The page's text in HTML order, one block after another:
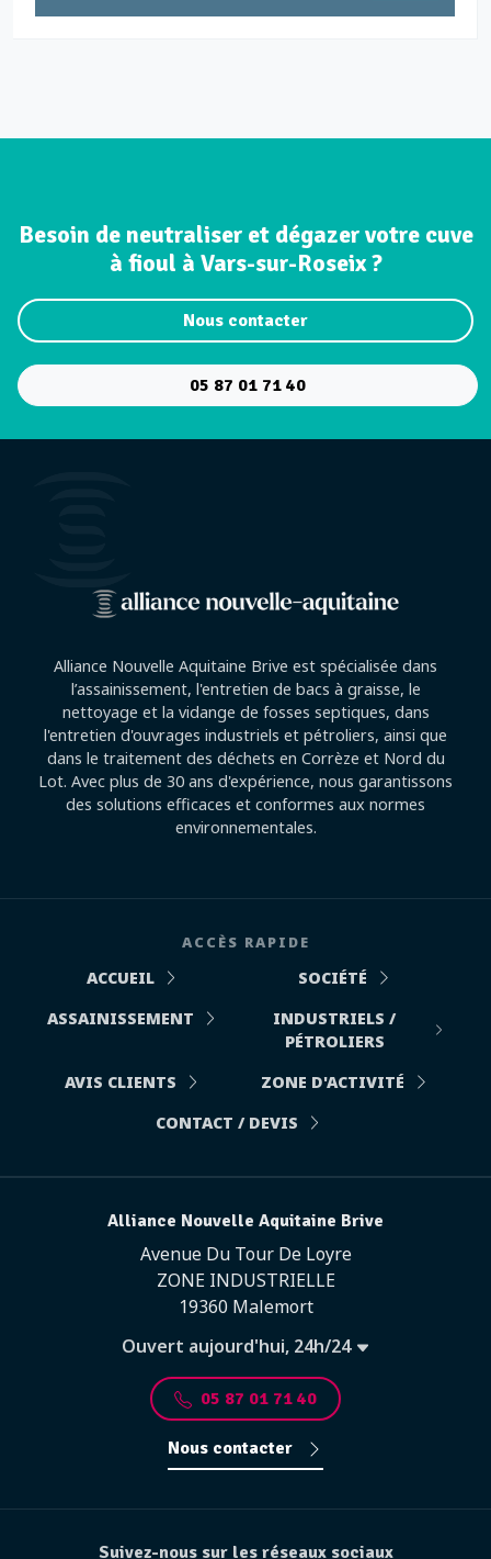
Besoin de neutraliser et dégazer votre cuve
à fioul à Vars-sur-Roseix ?
Nous contacter
05 87 01 71 40
Alliance Nouvelle Aquitaine Brive est spécialisée dans
l’assainissement, l'entretien de bacs à graisse, le
nettoyage et la vidange de fosses septiques, dans
l'entretien d'ouvrages industriels et pétroliers, ainsi que
dans le traitement des déchets en Corrèze et Nord du
Lot. Avec plus de 30 ans d'expérience, nous garantissons
des solutions efficaces et conformes aux normes
environnementales.
ACCÈS RAPIDE
ACCUEIL
SOCIÉTÉ
ASSAINISSEMENT
INDUSTRIELS /
PÉTROLIERS
AVIS CLIENTS
ZONE D'ACTIVITÉ
CONTACT / DEVIS
Alliance Nouvelle Aquitaine Brive
Avenue Du Tour De Loyre
ZONE INDUSTRIELLE
19360 Malemort
Ouvert aujourd'hui, 24h/24
05 87 01 71 40
Nous contacter
Suivez-nous sur les réseaux sociaux